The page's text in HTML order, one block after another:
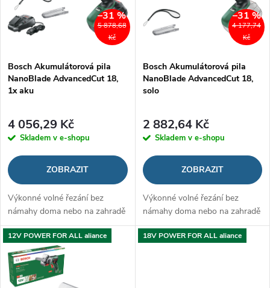
í
r
d
u
k
t
ů
s
p
r
o
d
u
k
t
ů
5 878,68
Kč
–31 %
Bosch Akumulátorová pila
NanoBlade AdvancedCut 18,
1x aku
4 056,29 Kč
Skladem v e-shopu
ZOBRAZIT
Výkonné volné řezání bez
námahy doma nebo na zahradě
4 177,74
Kč
–31 %
Bosch Akumulátorová pila
NanoBlade AdvancedCut 18,
solo
2 882,64 Kč
Skladem v e-shopu
ZOBRAZIT
Výkonné volné řezání bez
námahy doma nebo na zahradě
12V POWER FOR ALL aliance 18V POWER FOR ALL aliance